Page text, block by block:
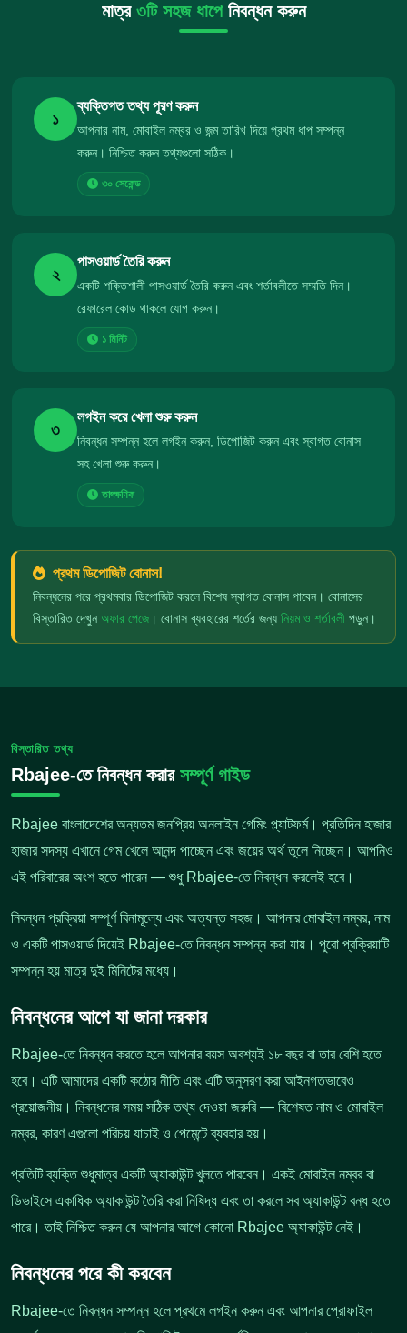
মাত্র ৩টি সহজ ধাপেনিবন্ধন করুন
১
ব্যক্তিগত তথ্য পূরণ করুন
আপনার নাম, মোবাইল নম্বর ও জন্ম তারিখ দিয়ে প্রথম ধাপ সম্পন্ন
করুন। নিশ্চিত করুন তথ্যগুলো সঠিক।
৩০ সেকেন্ড
২
পাসওয়ার্ড তৈরি করুন
একটি শক্তিশালী পাসওয়ার্ড তৈরি করুন এবং শর্তাবলীতে সম্মতি দিন।
রেফারেল কোড থাকলে যোগ করুন।
১ মিনিট
৩
লগইন করে খেলা শুরু করুন
নিবন্ধন সম্পন্ন হলে লগইন করুন, ডিপোজিট করুন এবং স্বাগত বোনাস
সহ খেলা শুরু করুন।
তাৎক্ষণিক
প্রথম ডিপোজিট বোনাস!
নিবন্ধনের পরে প্রথমবার ডিপোজিট করলে বিশেষ স্বাগত বোনাস পাবেন। বোনাসের
বিস্তারিত দেখুনঅফার পেজে। বোনাস ব্যবহারের শর্তের জন্য নিয়ম ও শর্তাবলী পড়ুন।
বিস্তারিত তথ্য
Rbajee-তে নিবন্ধন করার সম্পূর্ণ গাইড
Rbajee বাংলাদেশের অন্যতম জনপ্রিয় অনলাইন গেমিং প্ল্যাটফর্ম। প্রতিদিন হাজার
হাজার সদস্য এখানে গেম খেলে আনন্দ পাচ্ছেন এবং জয়ের অর্থ তুলে নিচ্ছেন। আপনিও
এই পরিবারের অংশ হতে পারেন — শুধু Rbajee-তে নিবন্ধন করলেই হবে।
নিবন্ধন প্রক্রিয়া সম্পূর্ণ বিনামূল্যে এবং অত্যন্ত সহজ। আপনার মোবাইল নম্বর, নাম
ও একটি পাসওয়ার্ড দিয়েই Rbajee-তে নিবন্ধন সম্পন্ন করা যায়। পুরো প্রক্রিয়াটি
সম্পন্ন হয় মাত্র দুই মিনিটের মধ্যে।
নিবন্ধনের আগে যা জানা দরকার
Rbajee-তে নিবন্ধন করতে হলে আপনার বয়স অবশ্যই ১৮ বছর বা তার বেশি হতে
হবে। এটি আমাদের একটি কঠোর নীতি এবং এটি অনুসরণ করা আইনগতভাবেও
প্রয়োজনীয়। নিবন্ধনের সময় সঠিক তথ্য দেওয়া জরুরি — বিশেষত নাম ও মোবাইল
নম্বর, কারণ এগুলো পরিচয় যাচাই ও পেমেন্টে ব্যবহার হয়।
প্রতিটি ব্যক্তি শুধুমাত্র একটি অ্যাকাউন্ট খুলতে পারবেন। একই মোবাইল নম্বর বা
ডিভাইসে একাধিক অ্যাকাউন্ট তৈরি করা নিষিদ্ধ এবং তা করলে সব অ্যাকাউন্ট বন্ধ হতে
পারে। তাই নিশ্চিত করুন যে আপনার আগে কোনো Rbajee অ্যাকাউন্ট নেই।
নিবন্ধনের পরে কী করবেন
Rbajee-তে নিবন্ধন সম্পন্ন হলে প্রথমে লগইন করুন এবং আপনার প্রোফাইল